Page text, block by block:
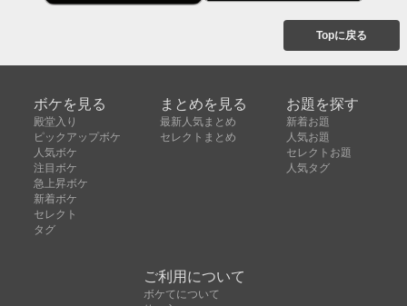
Topに戻る
ボケを見る
殿堂入り
ピックアップボケ
人気ボケ
注目ボケ
急上昇ボケ
新着ボケ
セレクト
タグ
まとめを見る
最新人気まとめ
セレクトまとめ
お題を探す
新着お題
人気お題
セレクトお題
人気タグ
ご利用について
ボケてについて